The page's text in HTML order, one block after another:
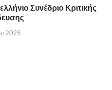
Συνέδριο Κριτικής
2025